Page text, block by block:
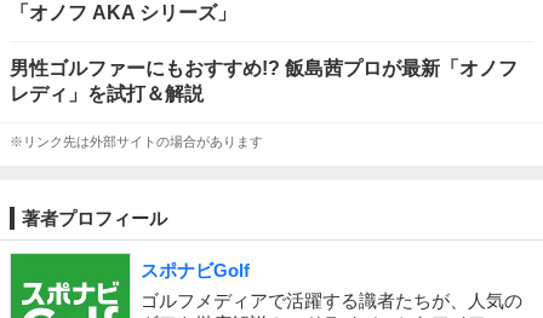
「オノフ AKA シリーズ」
男性ゴルファーにもおすすめ!? 飯島茜プロが最新「オノフ
レディ」を試打＆解説
※リンク先は外部サイトの場合があります
著者プロフィール
スポナビGolf
ゴルフメディアで活躍する識者たちが、人気の